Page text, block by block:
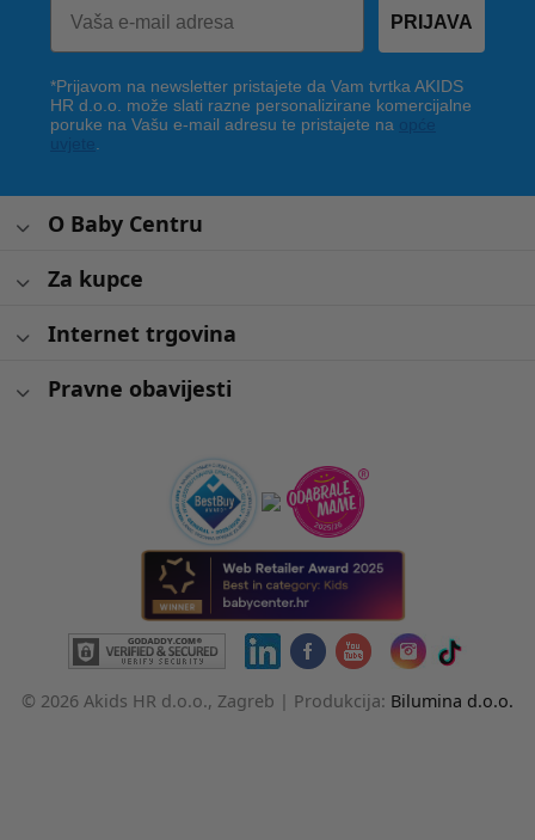
PRIJAVA
*Prijavom na newsletter pristajete da Vam tvrtka AKIDS
HR d.o.o. može slati razne personalizirane komercijalne
poruke na Vašu e-mail adresu te pristajete na
O Baby Centru
Za kupce
Internet trgovina
Pravne obavijesti
© 2026 Akids HR d.o.o., Zagreb | Produkcija: Bilumina d.o.o.